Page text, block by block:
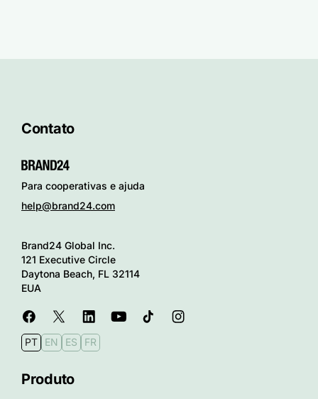
Contato
Para cooperativas e ajuda
help@brand24.com
Brand24 Global Inc.
121 Executive Circle
Daytona Beach, FL 32114
EUA
PT EN ES FR
Produto